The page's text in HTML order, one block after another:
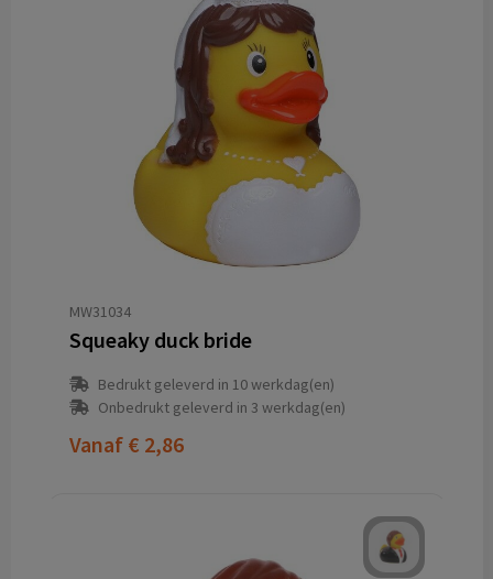
MW31034
Squeaky duck bride
Bedrukt geleverd in 10 werkdag(en)
Onbedrukt geleverd in 3 werkdag(en)
Vanaf € 2,86